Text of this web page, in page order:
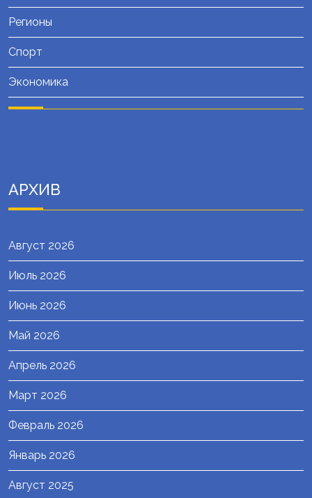
Регионы
Спорт
Экономика
АРХИВ
Август 2026
Июль 2026
Июнь 2026
Май 2026
Апрель 2026
Март 2026
Февраль 2026
Январь 2026
Август 2025